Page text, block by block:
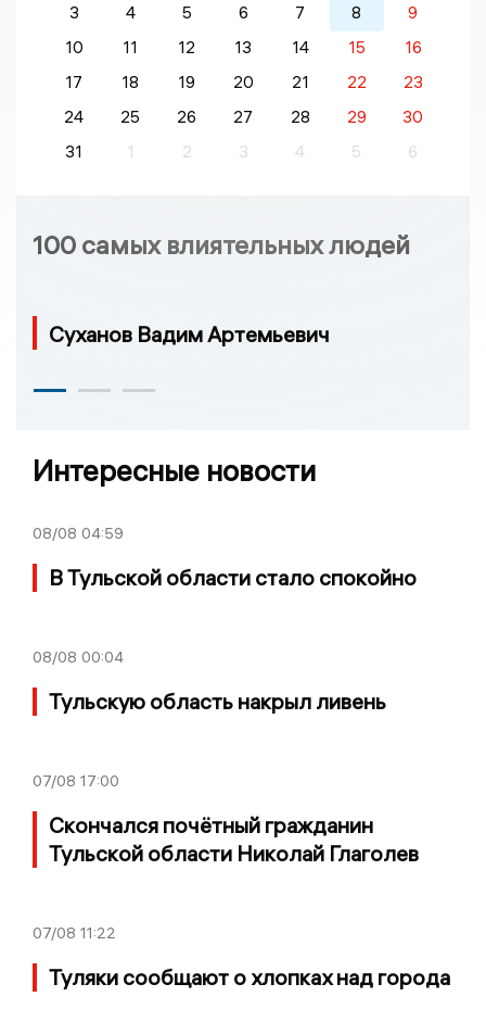
3
4 5 6 7 8
9
10
11 12 13 14 15
16
17
18 19 20 21 22
23
24
25 26 27 28 29
30
31
1 2 3 4 5 6
100 самых влиятельных людей
Суханов Вадим Артемьевич
Интересные новости
08/08 04:59
В Тульской области стало спокойно
08/08 00:04
Тульскую область накрыл ливень
07/08 17:00
Скончался почётный гражданин
Тульской области Николай Глаголев
07/08 11:22
Туляки сообщают о хлопках над города